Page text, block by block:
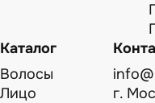
Каталог
Волосы
Лицо
г.